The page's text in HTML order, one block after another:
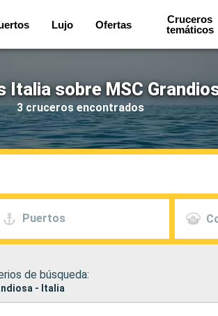
Lujo Ofertas
Cruceros
temáticos
Italia sobre MSC
3 cruceros encontrados
Puertos
de búsqueda:
- Italia